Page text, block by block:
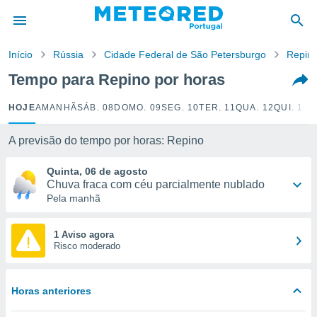
da
foi
as
fornecidas
forma
digital
recolhidas
Início Rússia Cidade Federal de São Petersburgo
Tempo para Repino por horas
HOJEAMANHÃSÁB. 08 DOMO. 09SEG. 10TER. 11QUA. 12QUI. 13
A previsão do tempo por horas: Repino
Quinta, 06 de agosto
Chuva fraca com céu parcialmente nublado
Pela manhã
1 Aviso agora
Risco moderado
Horas anteriores